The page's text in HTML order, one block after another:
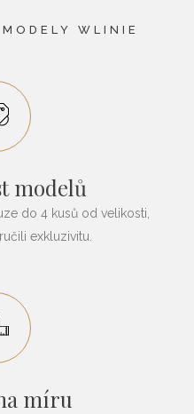
WLINIE
modelů
do 4 kusů od velikosti,
exkluzivitu.
míru